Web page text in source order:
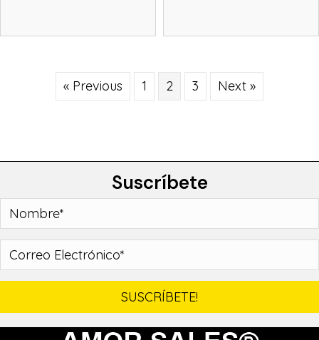
« Previous 1 2 3 Next »
Suscríbete
SUSCRÍBETE!